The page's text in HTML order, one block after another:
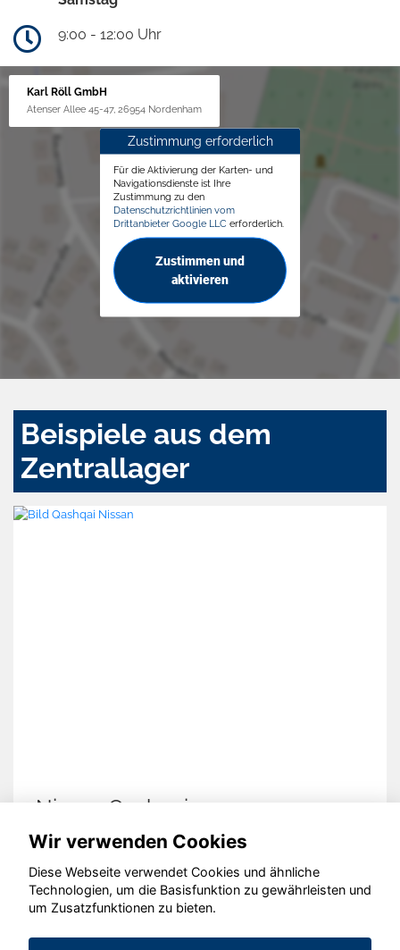
9:00 - 12:00 Uhr
Karl Röll GmbH
Atenser Allee 45-47, 26954 Nordenham
Zustimmung erforderlich
Für die Aktivierung der Karten- und
Navigationsdienste ist Ihre
Zustimmung zu den
Datenschutzrichtlinien vom
Drittanbieter Google LLC erforderlich.
Zustimmen und
aktivieren
Beispiele aus dem
Zentrallager
Nissan Qashqai
© konjunkturmotor.de GmbH 2020 - 2026
Wir verwenden Cookies
Diese Webseite verwendet Cookies und ähnliche
Technologien, um die Basisfunktion zu gewährleisten und
um Zusatzfunktionen zu bieten.